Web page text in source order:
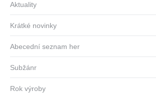
Aktuality
Krátké novinky
Abecední seznam her
Subžánr
Rok výroby